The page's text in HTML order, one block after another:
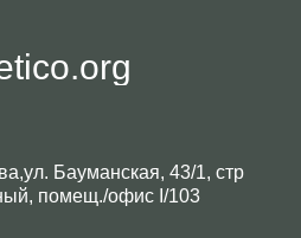
Бауманская, 43/1, стр
помещ./офис I/103